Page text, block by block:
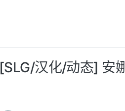
[SLG/汉化/动态] 安